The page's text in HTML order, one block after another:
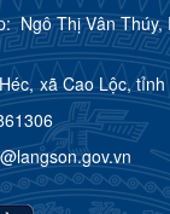
Ngô Thị Vân Thúy,
xã Cao Lộc,